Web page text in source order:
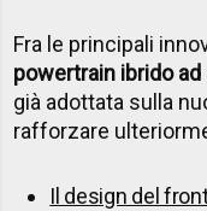
Fra le principali
powertrain ibrido
già adottata sulla
rafforzare
Il design del